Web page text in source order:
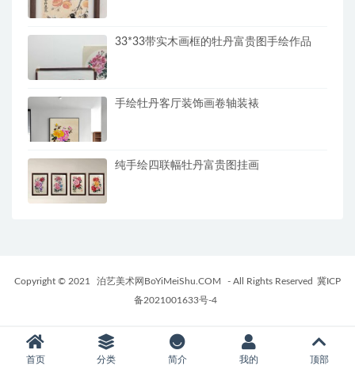
33*33带实木画框的牡丹富贵图手绘作品
手绘牡丹客厅装饰画卷轴装裱
纯手绘四联幅牡丹富贵图挂画
Copyright © 2021 泊艺美术网BoYiMeiShu.COM - All Rights Reserved 冀ICP
备2021001633号-4
首页 分类 简介 我的 顶部